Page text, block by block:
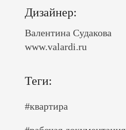
Дизайнер:
Валентина Судакова
www.valardi.ru
Теги:
#квартира